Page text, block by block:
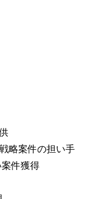
略案件の担い手
件獲得